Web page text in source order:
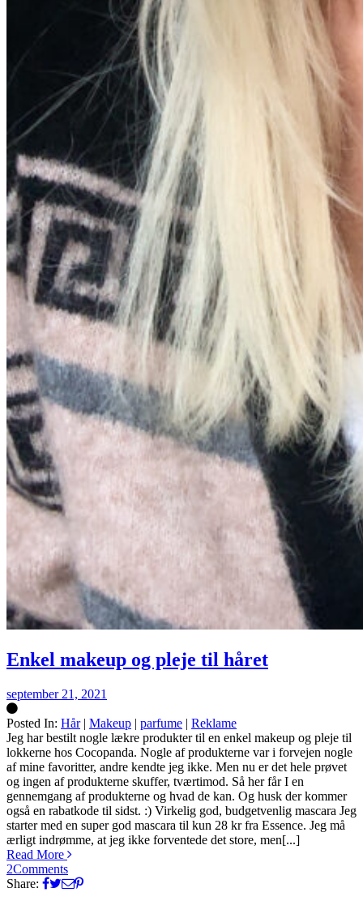
Enkel makeup og pleje til håret
september 21, 2021
Posted In: Hår| Makeup | parfume | Reklame
Silke
Jeg har bestilt nogle lækre produkter til en enkel makeup og pleje til
lokkerne hos Cocopanda. Nogle af produkterne var i forvejen nogle
af mine favoritter, andre kendte jeg ikke. Men nu er det hele prøvet
og ingen af produkterne skuffer, tværtimod. Så her får I en
gennemgang af produkterne og hvad de kan. Og husk der kommer
også en rabatkode til sidst. :) Virkelig god, budgetvenlig mascara Jeg
starter med en super god mascara til kun 28 kr fra Essence. Jeg må
ærligt indrømme, at jeg ikke forventede det store, men[...]
Read More
2Comments
Share: